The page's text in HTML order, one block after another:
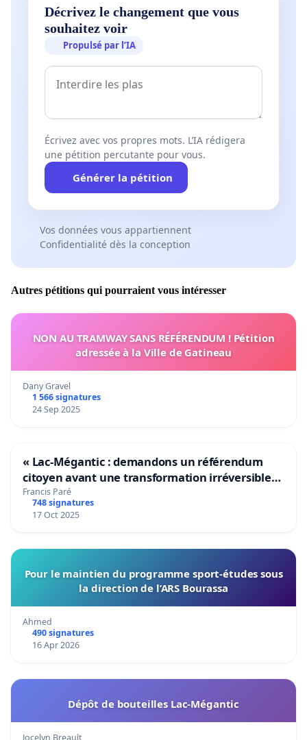
Décrivez le changement que vous
souhaitez voir
Propulsé par l’IA
Écrivez avec vos propres mots. L’IA rédigera
une pétition percutante pour vous.
Générer la pétition
Vos données vous appartiennent
Confidentialité dès la conception
Autres pétitions qui pourraient vous intéresser
NON AU TRAMWAY SANS RÉFÉRENDUM ! Pétition
adressée à la Ville de Gatineau
Dany Gravel
1 566 signatures
24 Sep 2025
« Lac-Mégantic : demandons un référendum
citoyen avant une transformation irréversible
de notre territoire »
Francis Paré
748 signatures
17 Oct 2025
Pour le maintien du programme sport-études sous
la direction de l’ARS Bourassa
Ahmed
490 signatures
16 Apr 2026
Dépôt de bouteilles Lac-Mégantic
Jocelyn Breault